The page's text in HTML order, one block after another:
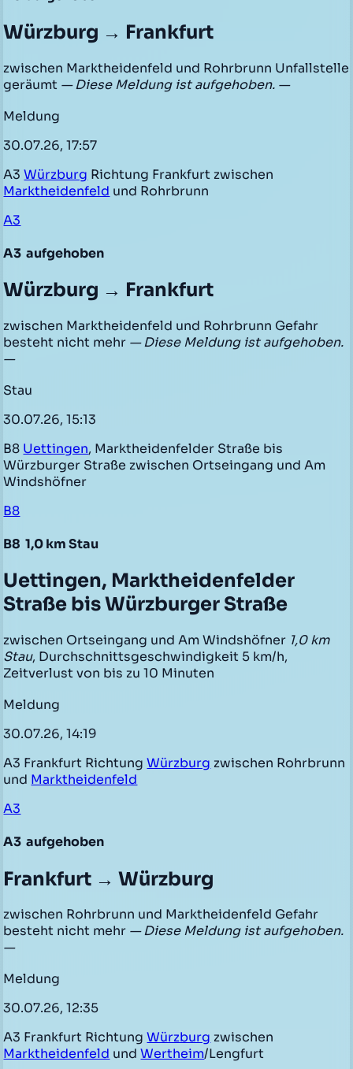
Würzburg → Frankfurt
zwischen Marktheidenfeld und Rohrbrunn Unfallstelle
geräumt — Diese Meldung ist aufgehoben. —
Meldung
30.07.26, 17:57
A3Würzburg Richtung Frankfurt zwischen
Marktheidenfeld und Rohrbrunn
A3
A3 aufgehoben
Würzburg → Frankfurt
zwischen Marktheidenfeld und Rohrbrunn Gefahr
besteht nicht mehr — Diese Meldung ist aufgehoben.
—
Stau
30.07.26, 15:13
B8 Uettingen, Marktheidenfelder Straße bis
Würzburger Straße zwischen Ortseingang und Am
Windshöfner
B8
B8 1,0 km Stau
Uettingen, Marktheidenfelder
Straße bis Würzburger Straße
zwischen Ortseingang und Am Windshöfner 1,0 km
Stau, Durchschnittsgeschwindigkeit 5 km/h,
Zeitverlust von bis zu 10 Minuten
Meldung
30.07.26, 14:19
A3 Frankfurt RichtungWürzburg zwischen Rohrbrunn
und Marktheidenfeld
A3
A3 aufgehoben
Frankfurt → Würzburg
zwischen Rohrbrunn und Marktheidenfeld Gefahr
besteht nicht mehr — Diese Meldung ist aufgehoben.
—
Meldung
30.07.26, 12:35
A3 Frankfurt RichtungWürzburg zwischen
Marktheidenfeld undWertheim/Lengfurt